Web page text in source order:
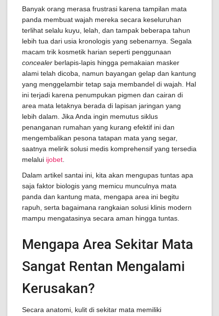
Banyak orang merasa frustrasi karena tampilan mata
panda membuat wajah mereka secara keseluruhan
terlihat selalu kuyu, lelah, dan tampak beberapa tahun
lebih tua dari usia kronologis yang sebenarnya. Segala
macam trik kosmetik harian seperti penggunaan
concealer berlapis-lapis hingga pemakaian masker
alami telah dicoba, namun bayangan gelap dan kantung
yang menggelambir tetap saja membandel di wajah. Hal
ini terjadi karena penumpukan pigmen dan cairan di
area mata letaknya berada di lapisan jaringan yang
lebih dalam. Jika Anda ingin memutus siklus
penanganan rumahan yang kurang efektif ini dan
mengembalikan pesona tatapan mata yang segar,
saatnya melirik solusi medis komprehensif yang tersedia
melalui ijobet
Dalam artikel santai ini, kita akan mengupas tuntas apa
saja faktor biologis yang memicu munculnya mata
panda dan kantung mata, mengapa area ini begitu
rapuh, serta bagaimana rangkaian solusi klinis modern
mampu mengatasinya secara aman hingga tuntas.
Mengapa Area Sekitar Mata
Sangat Rentan Mengalami
Kerusakan?
Secara anatomi, kulit di sekitar mata memiliki